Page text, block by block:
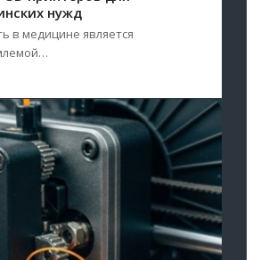
нужд
в медицине является